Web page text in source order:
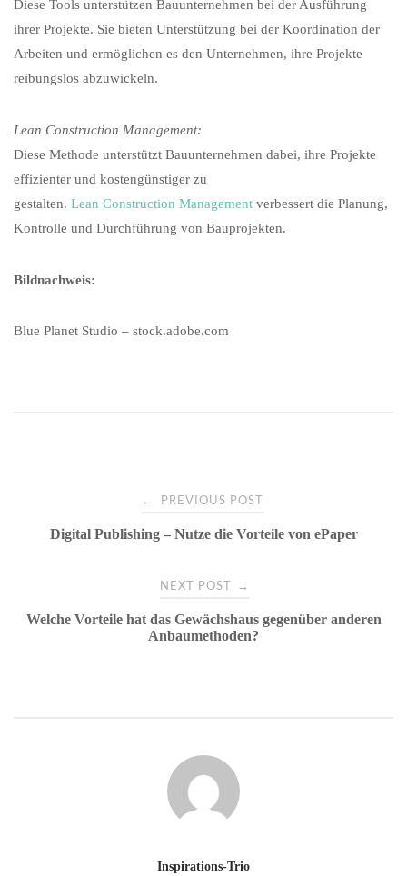
Diese Tools unterstützen Bauunternehmen bei der Ausführung
ihrer Projekte. Sie bieten Unterstützung bei der Koordination der
Arbeiten und ermöglichen es den Unternehmen, ihre Projekte
reibungslos abzuwickeln.
Lean Construction Management:
Diese Methode unterstützt Bauunternehmen dabei, ihre Projekte
effizienter und kostengünstiger zu
gestalten. Lean Construction Management verbessert die Planung,
Kontrolle und Durchführung von Bauprojekten.
Bildnachweis:
Blue Planet Studio – stock.adobe.com
navigation
← PREVIOUS POST
Digital Publishing – Nutze die Vorteile von ePaper
NEXT POST →
Welche Vorteile hat das Gewächshaus gegenüber anderen
Anbaumethoden?
Inspirations-Trio